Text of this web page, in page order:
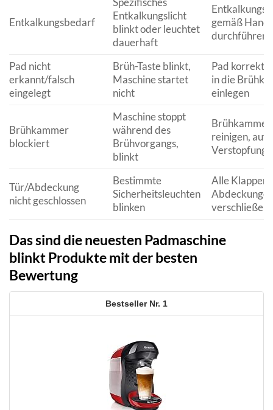
Entkalkungsbedarf
Entkalkungslicht
blinkt oder leuchtet
dauerhaft
gemäß
durchführen
Pad nicht
erkannt/falsch
eingelegt
Brüh-Taste blinkt,
Maschine startet
nicht
Pad korrekt
in die
einlegen
Brühkammer
blockiert
Maschine stoppt
während des
Brühvorgangs,
blinkt
Brühkammer
reinigen, auf
Tür/Abdeckung
nicht geschlossen
Bestimmte
Sicherheitsleuchten
blinken
Alle Klappen
verschließen
Das sind die neuesten Padmaschine
blinkt Produkte mit der besten
Bewertung
1